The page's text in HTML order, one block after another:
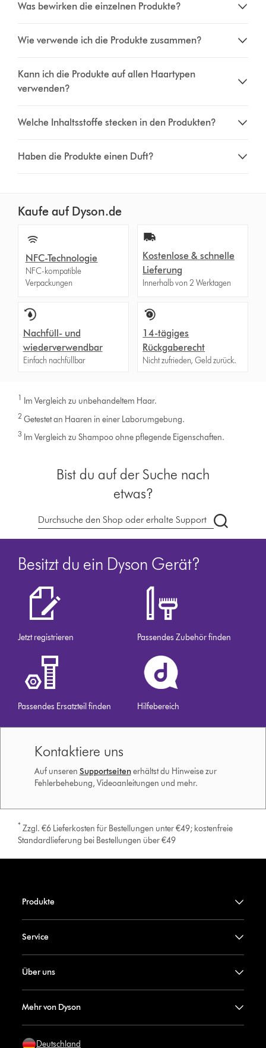
Was bewirken die einzelnen Produkte?
Wie verwende ich die Produkte zusammen?
Kann ich die Produkte auf allen Haartypen
verwenden?
Welche Inhaltsstoffe stecken in den Produkten?
Haben die Produkte einen Duft?
Kaufe auf Dyson.de
NFC-Technologie
NFC-kompatible
Verpackungen
Kostenlose & schnelle
Lieferung
Innerhalb von 2 Werktagen
Nachfüll- und
wiederverwendbar
Einfach nachfüllbar
14-tägiges
Rückgaberecht
Nicht zufrieden, Geld zurück.
1 Im Vergleich zu unbehandeltem Haar.
2 Getestet an Haaren in einer Laborumgebung.
3 Im Vergleich zu Shampoo ohne pflegende Eigenschaften.
Bist du auf der Suche nach
etwas?
dyson.de
Besitzt du ein Dyson Gerät?
Jetzt registrieren Passendes Zubehör finden
Passendes Ersatzteil finden Hilfebereich
Kontaktiere uns
Auf unseren Supportseiten erhältst du Hinweise zur
Fehlerbehebung, Videoanleitungen und mehr.
* Zzgl. €6 Lieferkosten für Bestellungen unter €49; kostenfreie
Standardlieferung bei Bestellungen über €49
Produkte
Service
Über uns
Mehr von Dyson
Deutschland